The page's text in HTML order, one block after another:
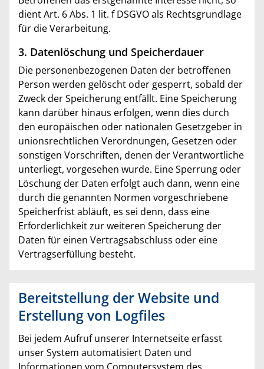
dient Art. 6 Abs. 1 lit. f DSGVO als Rechtsgrundlage
für die Verarbeitung.
3. Datenlöschung und Speicherdauer
Die personenbezogenen Daten der betroffenen
Person werden gelöscht oder gesperrt, sobald der
Zweck der Speicherung entfällt. Eine Speicherung
kann darüber hinaus erfolgen, wenn dies durch
den europäischen oder nationalen Gesetzgeber in
unionsrechtlichen Verordnungen, Gesetzen oder
sonstigen Vorschriften, denen der Verantwortliche
unterliegt, vorgesehen wurde. Eine Sperrung oder
Löschung der Daten erfolgt auch dann, wenn eine
durch die genannten Normen vorgeschriebene
Speicherfrist abläuft, es sei denn, dass eine
Erforderlichkeit zur weiteren Speicherung der
Daten für einen Vertragsabschluss oder eine
Vertragserfüllung besteht.
Bereitstellung der Website und
Erstellung von Logfiles
Bei jedem Aufruf unserer Internetseite erfasst
unser System automatisiert Daten und